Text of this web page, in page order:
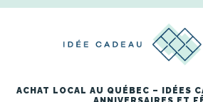
ACHAT LOCAL AU QUÉBEC – IDÉES